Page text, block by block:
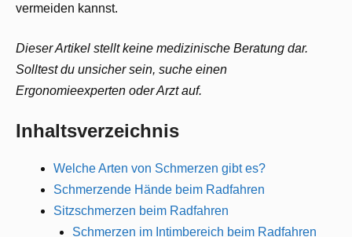
vermeiden kannst.
Dieser Artikel stellt keine medizinische Beratung dar.
Solltest du unsicher sein, suche einen
Ergonomieexperten oder Arzt auf.
Inhaltsverzeichnis
Welche Arten von Schmerzen gibt es?
Schmerzende Hände beim Radfahren
Sitzschmerzen beim Radfahren
Schmerzen im Intimbereich beim Radfahren